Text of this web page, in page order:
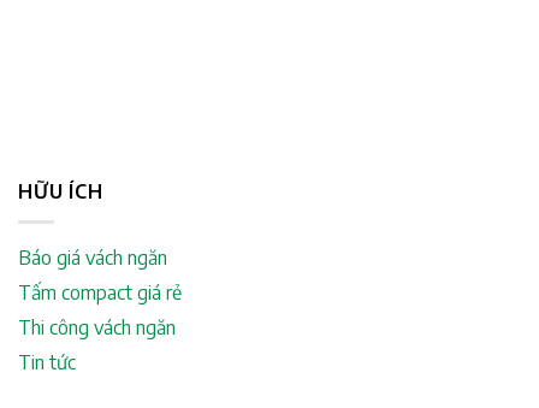
HỮU ÍCH
Báo giá vách ngăn
Tấm compact giá rẻ
Thi công vách ngăn
Tin tức